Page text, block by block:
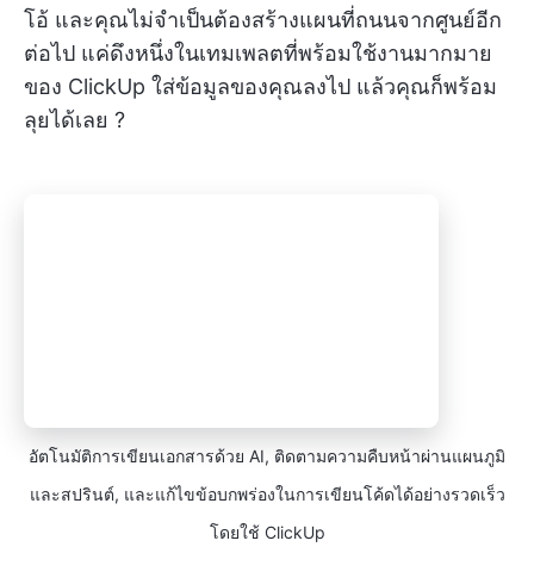
โอ้ และคุณไม่จำเป็นต้องสร้างแผนที่ถนนจากศูนย์อีก
ต่อไป แค่ดึงหนึ่งในเทมเพลตที่พร้อมใช้งานมากมาย
ของ ClickUp ใส่ข้อมูลของคุณลงไป แล้วคุณก็พร้อม
ลุยได้เลย ?
อัตโนมัติการเขียนเอกสารด้วย AI, ติดตามความคืบหน้าผ่านแผนภูมิ
และสปรินต์, และแก้ไขข้อบกพร่องในการเขียนโค้ดได้อย่างรวดเร็ว
โดยใช้ ClickUp